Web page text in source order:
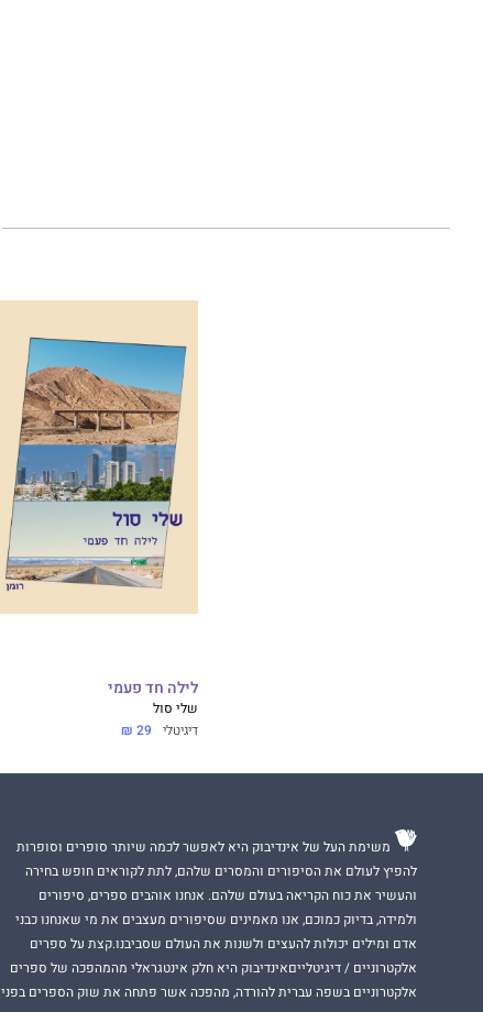
לילה חד פעמי
שלי סול
דיגיטלי 29 ₪
משימת העל של אינדיבוק היא לאפשר לכמה שיותר סופרים וסופרות
להפיץ לעולם את הסיפורים והמסרים שלהם, לתת לקוראים חופש בחירה
והעשיר את כוח הקריאה בעולם שלהם. אנחנו אוהבים ספרים, סיפורים
ולמידה, בדיוק כמוכם, אנו מאמינים שסיפורים מעצבים את מי שאנחנו כבני
אדם ומילים יכולות להעצים ולשנות את העולם שסביבנו.קצת על ספרים
אלקטרוניים / דיגיטלייםאינדיבוק היא חלק אינטגראלי מהמהפכה של ספרים
אלקטרוניים בשפה עברית להורדה, מהפכה אשר פתחה את שוק הספרים בפני